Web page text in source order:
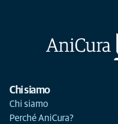
Chi siamo
Chi siamo
Perché AniCura?